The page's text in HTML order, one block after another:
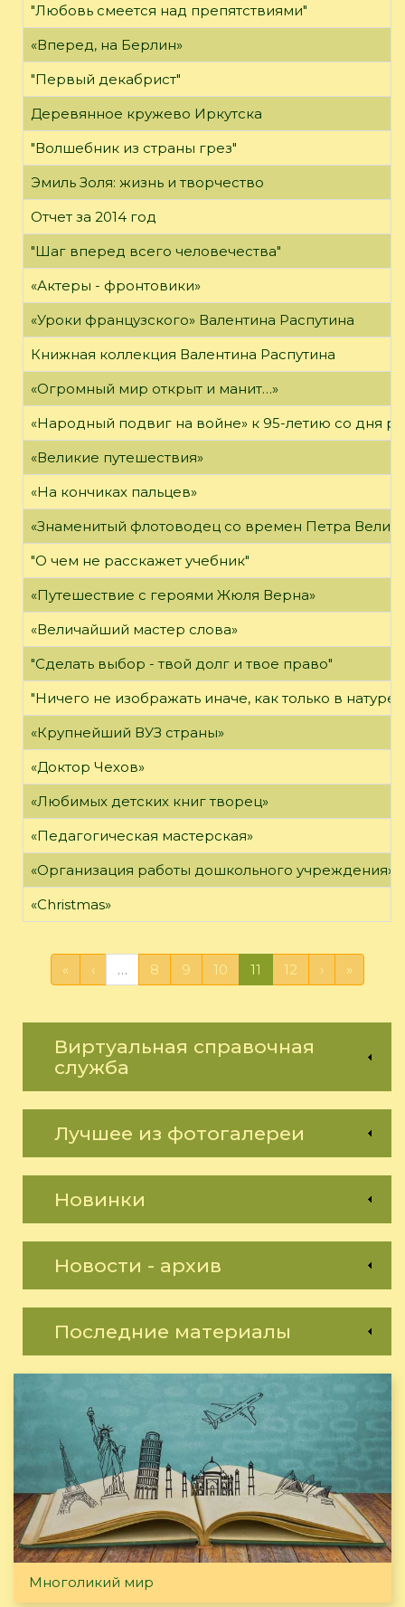
"Любовь смеется над препятствиями"
«Вперед, на Берлин»
"Первый декабрист"
Деревянное кружево Иркутска
"Волшебник из страны грез"
Эмиль Золя: жизнь и творчество
Отчет за 2014 год
"Шаг вперед всего человечества"
«Актеры - фронтовики»
«Уроки французского» Валентина Распутина
Книжная коллекция Валентина Распутина
«Огромный мир открыт и манит…»
«Народный подвиг на войне» к 95-летию со дня
«Великие путешествия»
«На кончиках пальцев»
«Знаменитый флотоводец со времен Петра
"О чем не расскажет учебник"
«Путешествие с героями Жюля Верна»
«Величайший мастер слова»
"Сделать выбор - твой долг и твое право"
"Ничего не изображать иначе, как только в
«Крупнейший ВУЗ страны»
«Доктор Чехов»
«Любимых детских книг творец»
«Педагогическая мастерская»
«Организация работы дошкольного учреждения»
«Christmas»
« ‹ … 8 9 10 11 12 › »
Виртуальная справочная
служба
Лучшее из фотогалереи
Новинки
Новости - архив
Последние материалы
Многоликий мир